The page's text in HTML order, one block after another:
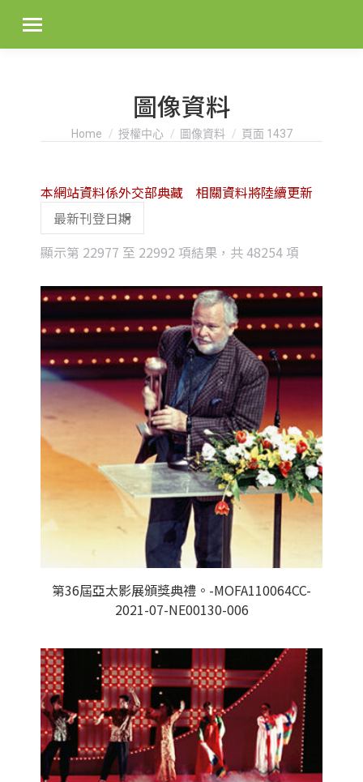
圖像資料
You are here:
Home 授權中心 圖像資料 頁面 1437
顯示第 22977 至 22992 項結果，共 48254 項
latest
本網站資料係外交部典藏 相關資料將陸續更新
第36屆亞太影展頒獎典禮。-MOFA110064CC-
2021-07-NE00130-006